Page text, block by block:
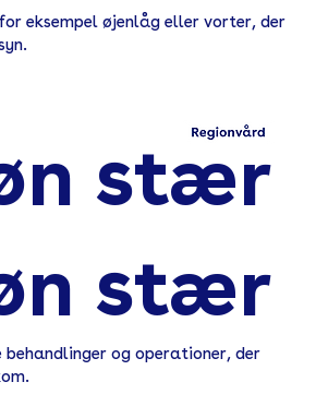
eksempel øjenlåg eller vorter, der
stær
stær
behandlinger og operationer, der